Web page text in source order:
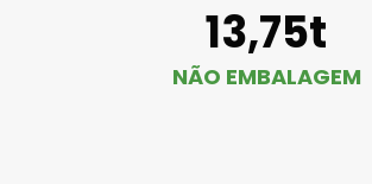
13,75t
NÃO EMBALAGEM